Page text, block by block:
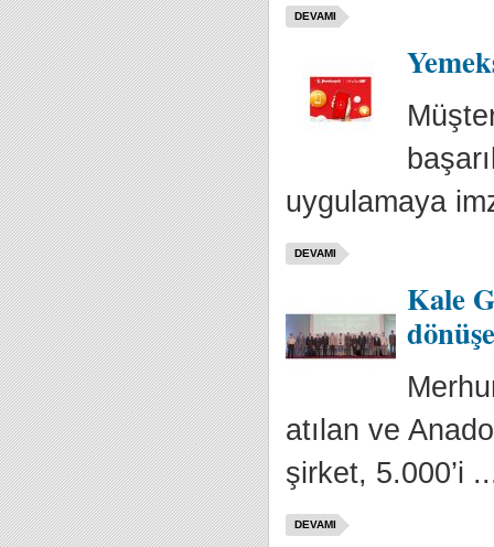
DEVAMI
uygulamaya
DEVAMI
Kale
atılan ve
şirket, 5.000’i
DEVAMI